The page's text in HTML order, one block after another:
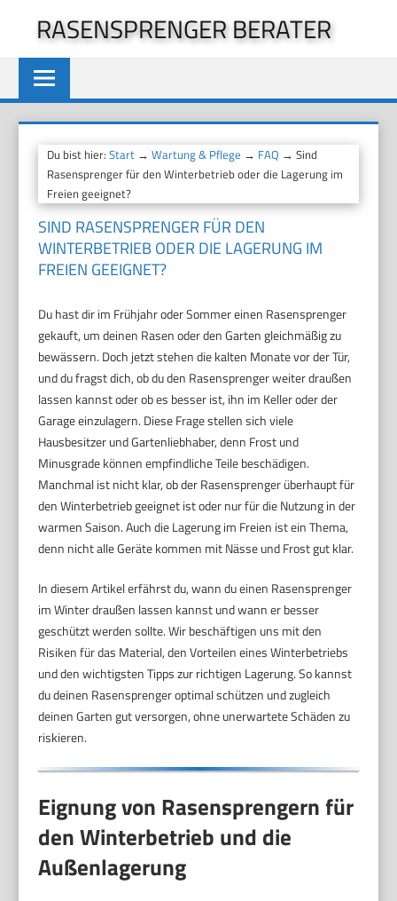
springen
RASENSPRENGER BERATER
Du bist hier:Start →Wartung & Pflege → FAQ → Sind
Rasensprenger für den Winterbetrieb oder die Lagerung im
Freien geeignet?
SIND RASENSPRENGER FÜR DEN
WINTERBETRIEB ODER DIE LAGERUNG IM
FREIEN GEEIGNET?
Du hast dir im Frühjahr oder Sommer einen Rasensprenger
gekauft, um deinen Rasen oder den Garten gleichmäßig zu
bewässern. Doch jetzt stehen die kalten Monate vor der Tür,
und du fragst dich, ob du den Rasensprenger weiter draußen
lassen kannst oder ob es besser ist, ihn im Keller oder der
Garage einzulagern. Diese Frage stellen sich viele
Hausbesitzer und Gartenliebhaber, denn Frost und
Minusgrade können empfindliche Teile beschädigen.
Manchmal ist nicht klar, ob der Rasensprenger überhaupt für
den Winterbetrieb geeignet ist oder nur für die Nutzung in der
warmen Saison. Auch die Lagerung im Freien ist ein Thema,
denn nicht alle Geräte kommen mit Nässe und Frost gut klar.
In diesem Artikel erfährst du, wann du einen Rasensprenger
im Winter draußen lassen kannst und wann er besser
geschützt werden sollte. Wir beschäftigen uns mit den
Risiken für das Material, den Vorteilen eines Winterbetriebs
und den wichtigsten Tipps zur richtigen Lagerung. So kannst
du deinen Rasensprenger optimal schützen und zugleich
deinen Garten gut versorgen, ohne unerwartete Schäden zu
riskieren.
Eignung von Rasensprengern für
den Winterbetrieb und die
Außenlagerung